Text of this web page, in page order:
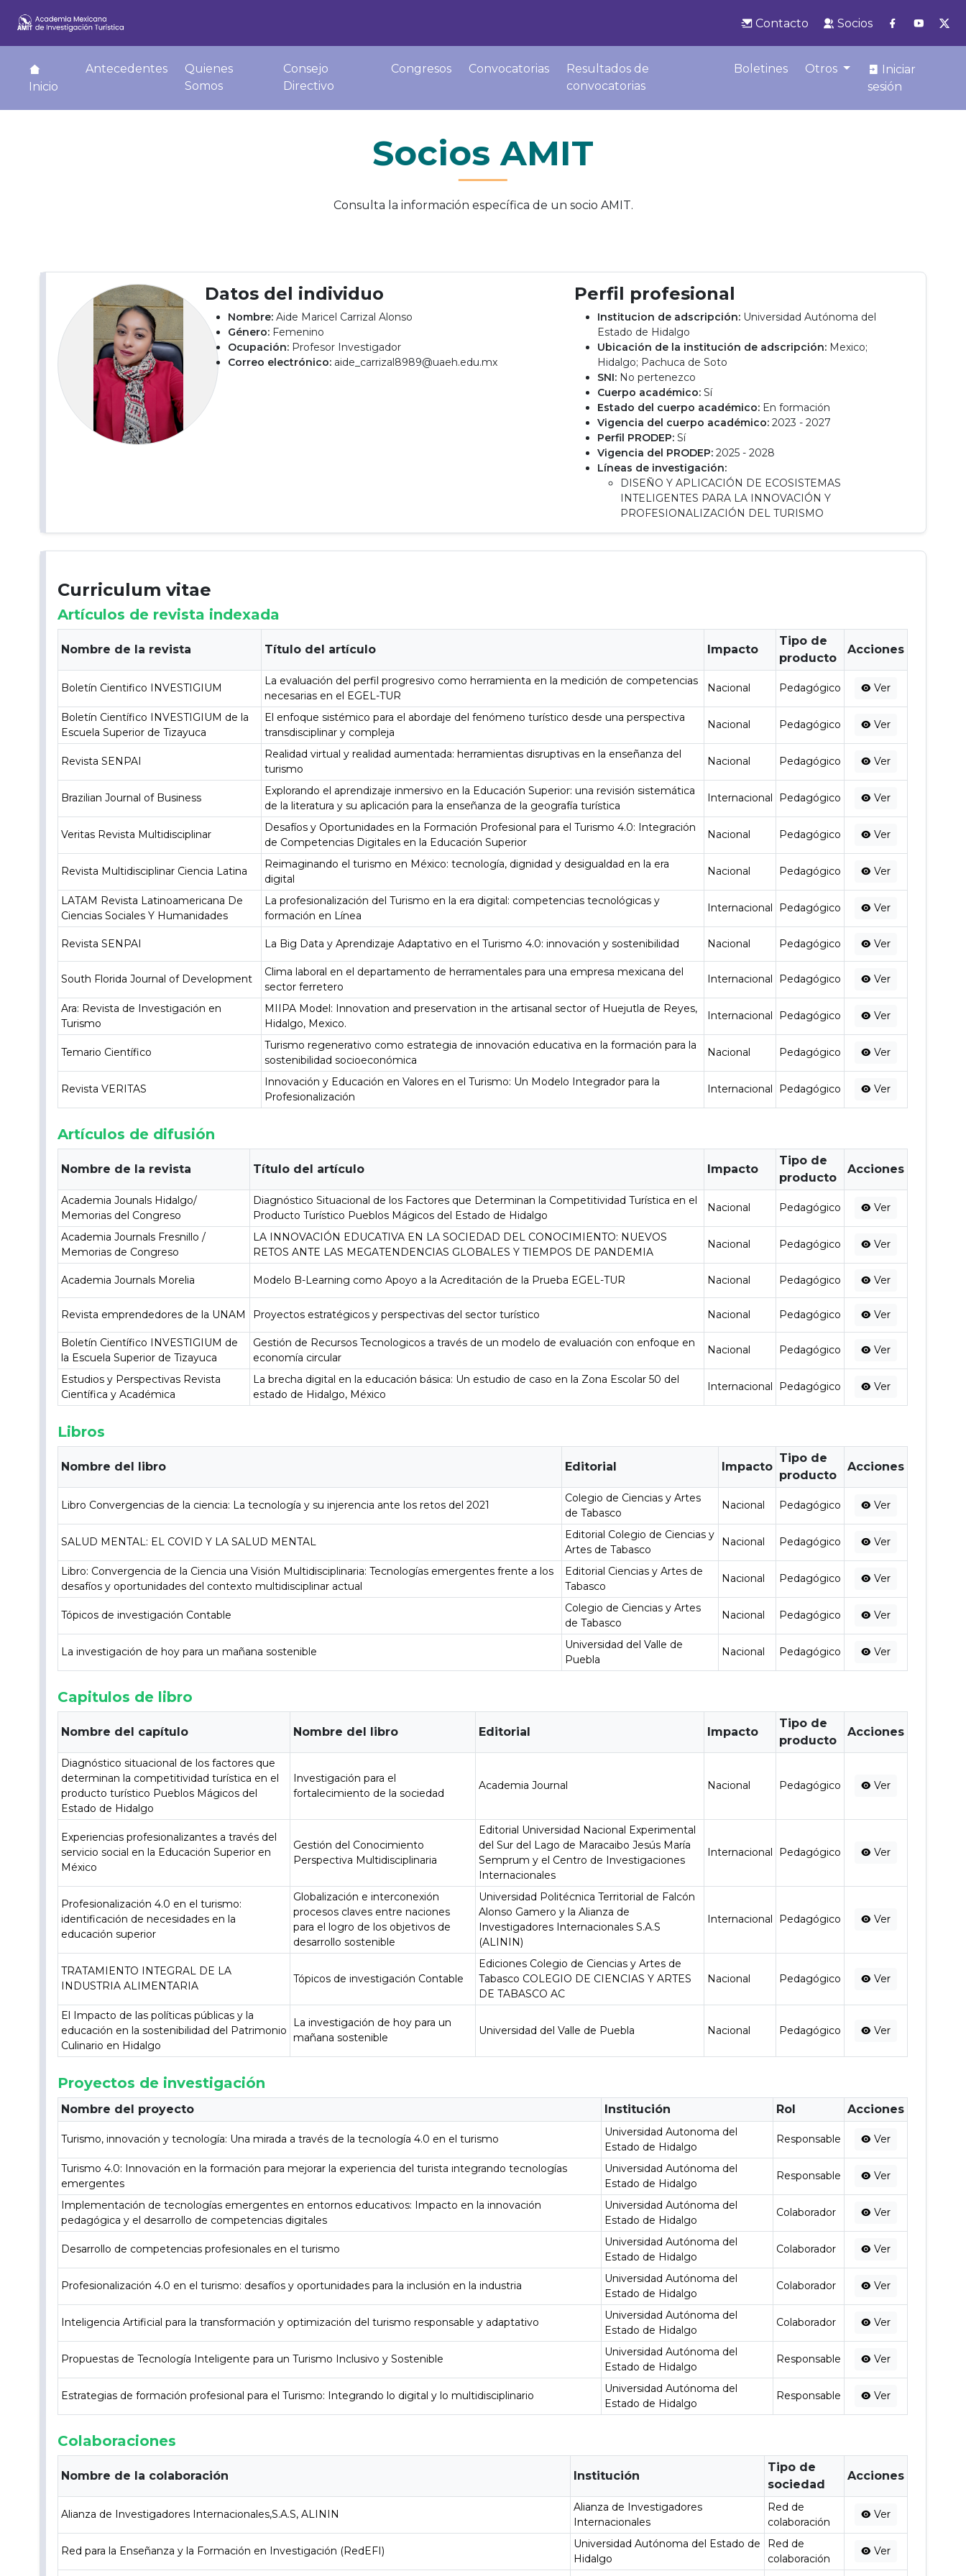
Contacto Socios
Inicio
Antecedentes
Quienes
Somos
Consejo
Directivo
Congresos Convocatorias
Resultados de
convocatorias
Boletines Otros
Iniciar
sesión
Socios AMIT
Consulta la información específica de un socio AMIT.
Datos del individuo
Nombre: Aide Maricel Carrizal Alonso
Género: Femenino
Ocupación: Profesor Investigador
Correo electrónico: aide_carrizal8989@uaeh.edu.mx
Perfil profesional
Institucion de adscripción:Universidad Autónoma del
Estado de Hidalgo
Ubicación de la institución de adscripción:Mexico;
Hidalgo; Pachuca de Soto
SNI:No pertenezco
Cuerpo académico:Sí
Estado del cuerpo académico:En formación
Vigencia del cuerpo académico:2023 - 2027
Perfil PRODEP:Sí
Vigencia del PRODEP:2025 - 2028
Líneas de investigación:
DISEÑO Y APLICACIÓN DE ECOSISTEMAS
INTELIGENTES PARA LA INNOVACIÓN Y
PROFESIONALIZACIÓN DEL TURISMO
Curriculum vitae
Artículos de revista indexada
Nombre de la revista Título del artículo Impacto
Tipo de
producto
Acciones
Boletín Cientifico INVESTIGIUM
La evaluación del perfil progresivo como herramienta en la medición de competencias
necesarias en el EGEL-TUR
Nacional Pedagógico Ver
Boletín Científico INVESTIGIUM de la
Escuela Superior de Tizayuca
El enfoque sistémico para el abordaje del fenómeno turístico desde una perspectiva
transdisciplinar y compleja
Nacional Pedagógico Ver
Revista SENPAI
Realidad virtual y realidad aumentada: herramientas disruptivas en la enseñanza del
turismo
Nacional Pedagógico Ver
Brazilian Journal of Business
Explorando el aprendizaje inmersivo en la Educación Superior: una revisión sistemática
de la literatura y su aplicación para la enseñanza de la geografía turística
Internacional Pedagógico Ver
Veritas Revista Multidisciplinar
Desafíos y Oportunidades en la Formación Profesional para el Turismo 4.0: Integración
de Competencias Digitales en la Educación Superior
Nacional Pedagógico Ver
Revista Multidisciplinar Ciencia Latina
Reimaginando el turismo en México: tecnología, dignidad y desigualdad en la era
digital
Nacional Pedagógico Ver
LATAM Revista Latinoamericana De
Ciencias Sociales Y Humanidades
La profesionalización del Turismo en la era digital: competencias tecnológicas y
formación en Línea
Internacional Pedagógico Ver
Revista SENPAI La Big Data y Aprendizaje Adaptativo en el Turismo 4.0: innovación y sostenibilidad Nacional Pedagógico Ver
South Florida Journal of Development
Clima laboral en el departamento de herramentales para una empresa mexicana del
sector ferretero
Internacional Pedagógico Ver
Ara: Revista de Investigación en
Turismo
MIIPA Model: Innovation and preservation in the artisanal sector of Huejutla de Reyes,
Hidalgo, Mexico.
Internacional Pedagógico Ver
Temario Científico
Turismo regenerativo como estrategia de innovación educativa en la formación para la
sostenibilidad socioeconómica
Nacional Pedagógico Ver
Revista VERITAS
Innovación y Educación en Valores en el Turismo: Un Modelo Integrador para la
Profesionalización
Internacional Pedagógico Ver
Artículos de difusión
Nombre de la revista Título del artículo Impacto
Tipo de
producto
Acciones
Academia Jounals Hidalgo/
Memorias del Congreso
Diagnóstico Situacional de los Factores que Determinan la Competitividad Turística en el
Producto Turístico Pueblos Mágicos del Estado de Hidalgo
Nacional Pedagógico Ver
Academia Journals Fresnillo /
Memorias de Congreso
LA INNOVACIÓN EDUCATIVA EN LA SOCIEDAD DEL CONOCIMIENTO: NUEVOS
RETOS ANTE LAS MEGATENDENCIAS GLOBALES Y TIEMPOS DE PANDEMIA
Nacional Pedagógico Ver
Academia Journals Morelia Modelo B-Learning como Apoyo a la Acreditación de la Prueba EGEL-TUR Nacional Pedagógico Ver
Revista emprendedores de la UNAM Proyectos estratégicos y perspectivas del sector turístico Nacional Pedagógico Ver
Boletín Científico INVESTIGIUM de
la Escuela Superior de Tizayuca
Gestión de Recursos Tecnologicos a través de un modelo de evaluación con enfoque en
economía circular
Nacional Pedagógico Ver
Estudios y Perspectivas Revista
Científica y Académica
La brecha digital en la educación básica: Un estudio de caso en la Zona Escolar 50 del
estado de Hidalgo, México
Internacional Pedagógico Ver
Libros
Nombre del libro Editorial Impacto
Tipo de
producto
Acciones
Libro Convergencias de la ciencia: La tecnología y su injerencia ante los retos del 2021
Colegio de Ciencias y Artes
de Tabasco
Nacional Pedagógico Ver
SALUD MENTAL: EL COVID Y LA SALUD MENTAL
Editorial Colegio de Ciencias y
Artes de Tabasco
Nacional Pedagógico Ver
Libro: Convergencia de la Ciencia una Visión Multidisciplinaria: Tecnologías emergentes frente a los
desafíos y oportunidades del contexto multidisciplinar actual
Editorial Ciencias y Artes de
Tabasco
Nacional Pedagógico Ver
Tópicos de investigación Contable
Colegio de Ciencias y Artes
de Tabasco
Nacional Pedagógico Ver
La investigación de hoy para un mañana sostenible
Universidad del Valle de
Puebla
Nacional Pedagógico Ver
Capitulos de libro
Nombre del capítulo Nombre del libro Editorial Impacto
Tipo de
producto
Acciones
Diagnóstico situacional de los factores que
determinan la competitividad turística en el
producto turístico Pueblos Mágicos del
Estado de Hidalgo
Investigación para el
fortalecimiento de la sociedad
Academia Journal Nacional Pedagógico Ver
Experiencias profesionalizantes a través del
servicio social en la Educación Superior en
México
Gestión del Conocimiento
Perspectiva Multidisciplinaria
Editorial Universidad Nacional Experimental
del Sur del Lago de Maracaibo Jesús María
Semprum y el Centro de Investigaciones
Internacionales
Internacional Pedagógico Ver
Profesionalización 4.0 en el turismo:
identificación de necesidades en la
educación superior
Globalización e interconexión
procesos claves entre naciones
para el logro de los objetivos de
desarrollo sostenible
Universidad Politécnica Territorial de Falcón
Alonso Gamero y la Alianza de
Investigadores Internacionales S.A.S
(ALININ)
Internacional Pedagógico Ver
TRATAMIENTO INTEGRAL DE LA
INDUSTRIA ALIMENTARIA
Tópicos de investigación Contable
Ediciones Colegio de Ciencias y Artes de
Tabasco COLEGIO DE CIENCIAS Y ARTES
DE TABASCO AC
Nacional Pedagógico Ver
El Impacto de las políticas públicas y la
educación en la sostenibilidad del Patrimonio
Culinario en Hidalgo
La investigación de hoy para un
mañana sostenible
Universidad del Valle de Puebla Nacional Pedagógico Ver
Proyectos de investigación
Nombre del proyecto Institución Rol Acciones
Turismo, innovación y tecnología: Una mirada a través de la tecnología 4.0 en el turismo
Universidad Autonoma del
Estado de Hidalgo
Responsable Ver
Turismo 4.0: Innovación en la formación para mejorar la experiencia del turista integrando tecnologías
emergentes
Universidad Autónoma del
Estado de Hidalgo
Responsable Ver
Implementación de tecnologías emergentes en entornos educativos: Impacto en la innovación
pedagógica y el desarrollo de competencias digitales
Universidad Autónoma del
Estado de Hidalgo
Colaborador Ver
Desarrollo de competencias profesionales en el turismo
Universidad Autónoma del
Estado de Hidalgo
Colaborador Ver
Profesionalización 4.0 en el turismo: desafíos y oportunidades para la inclusión en la industria
Universidad Autónoma del
Estado de Hidalgo
Colaborador Ver
Inteligencia Artificial para la transformación y optimización del turismo responsable y adaptativo
Universidad Autónoma del
Estado de Hidalgo
Colaborador Ver
Propuestas de Tecnología Inteligente para un Turismo Inclusivo y Sostenible
Universidad Autónoma del
Estado de Hidalgo
Responsable Ver
Estrategias de formación profesional para el Turismo: Integrando lo digital y lo multidisciplinario
Universidad Autónoma del
Estado de Hidalgo
Responsable Ver
Colaboraciones
Nombre de la colaboración Institución
Tipo de
sociedad
Acciones
Alianza de Investigadores Internacionales,S.A.S, ALININ
Alianza de Investigadores
Internacionales
Red de
colaboración
Ver
Red para la Enseñanza y la Formación en Investigación (RedEFI)
Universidad Autónoma del Estado de
Hidalgo
Red de
colaboración
Ver